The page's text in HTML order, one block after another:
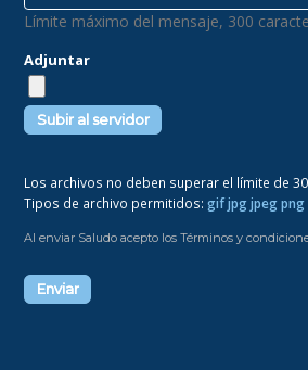
Límite máximo del mensaje, 300
Adjuntar
Los archivos no deben superar el límite de
Tipos de archivo permitidos:gif jpg jpeg png
Al enviar Saludo acepto los Términos y